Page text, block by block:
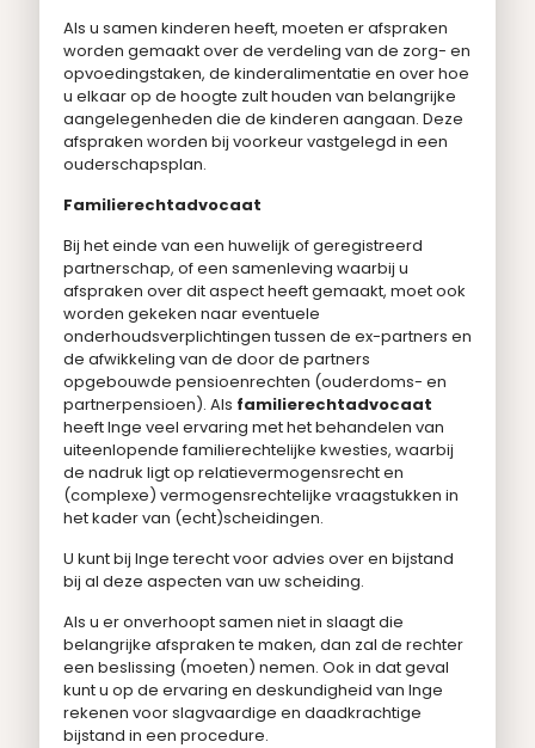
Als u samen kinderen heeft, moeten er afspraken
worden gemaakt over de verdeling van de zorg- en
opvoedingstaken, de kinderalimentatie en over hoe
u elkaar op de hoogte zult houden van belangrijke
aangelegenheden die de kinderen aangaan. Deze
afspraken worden bij voorkeur vastgelegd in een
ouderschapsplan.
Familierechtadvocaat
Bij het einde van een huwelijk of geregistreerd
partnerschap, of een samenleving waarbij u
afspraken over dit aspect heeft gemaakt, moet ook
worden gekeken naar eventuele
onderhoudsverplichtingen tussen de ex-partners en
de afwikkeling van de door de partners
opgebouwde pensioenrechten (ouderdoms- en
partnerpensioen). Als familierechtadvocaat
heeft Inge veel ervaring met het behandelen van
uiteenlopende familierechtelijke kwesties, waarbij
de nadruk ligt op relatievermogensrecht en
(complexe) vermogensrechtelijke vraagstukken in
het kader van (echt)scheidingen.
U kunt bij Inge terecht voor advies over en bijstand
bij al deze aspecten van uw scheiding.
Als u er onverhoopt samen niet in slaagt die
belangrijke afspraken te maken, dan zal de rechter
een beslissing (moeten) nemen. Ook in dat geval
kunt u op de ervaring en deskundigheid van Inge
rekenen voor slagvaardige en daadkrachtige
bijstand in een procedure.